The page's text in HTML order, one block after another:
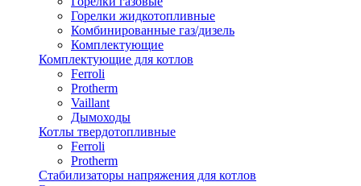
Горелки жидкотопливные
Комбинированные газ/дизель
Комплектующие
Комплектующие для котлов
Ferroli
Protherm
Vaillant
Дымоходы
Котлы твердотопливные
Ferroli
Protherm
Стабилизаторы напряжения для котлов